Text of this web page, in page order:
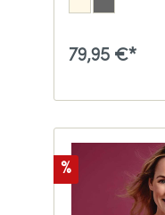
79,95 €*
%